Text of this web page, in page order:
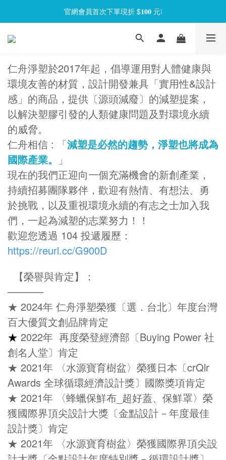
官網會員首次下單現折 $𝟏𝟎𝟎 元❕
官網會員首次下單現折 $𝟏𝟎𝟎 元❕
【限時回饋】小海龜矽密盒最低 𝟱𝟴 折起
仁舟淨塑於2017年起，倡導運用對人體健康與
環境友善的材質，設計開發兼具「實用性&設計
感」的商品，提供〔源頭減廢〕的減塑提案，
以解決塑膠引發的人類健康問題及對環境永續
的威脅。
仁舟相信 : 「減塑是必然的趨勢，淨塑也將成為
國際產業。
」
現在的我們正迎向一個充滿機會的新創產業，
持續招募團隊夥伴，歡迎有熱情、有想法、勇
於挑戰，以及重視環境永續的有志之士加入我
們，一起為減塑的志業努力！！
歡迎您透過 104 投遞履歷：
https://reurl.cc/G900D
【榮譽與肯定】：
———–
★ 2024年 仁舟淨塑榮獲〔選．台北〕年度台灣
百大優質文創品牌肯定
★ 2022年 再度榮登經濟部〔Buying Power 社
創名人堂〕肯定
★ 2021年 〈水源寶育樹盆〉榮獲日本〔crQlr
Awards 全球循環經濟設計獎〕國際獎項肯定
★ 2021年 〈蜂蠟保鮮布_超好蓋、保鮮罩〉榮
獲國際界頂尖設計大獎〔金點設計－年度最佳
設計獎〕肯定
★ 2021年 〈水源寶育樹盆〉榮獲國際界頂尖設